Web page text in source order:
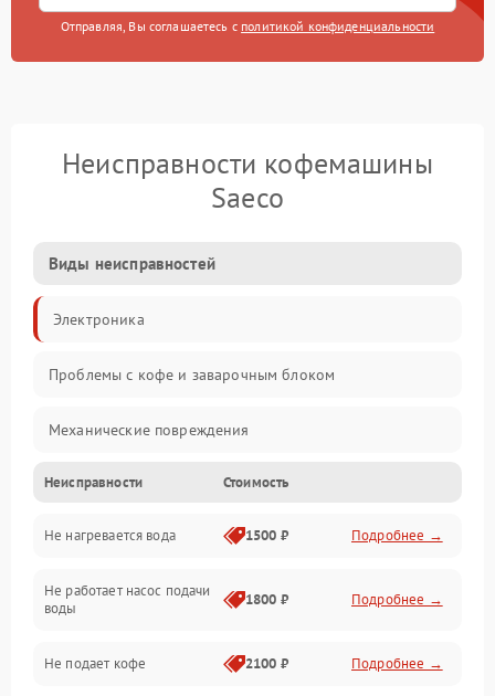
Отправляя, Вы соглашаетесь с политикой конфиденциальности
Неисправности кофемашины
Saeco
Виды неисправностей
Электроника
Проблемы с кофе и заварочным блоком
Механические повреждения
Прочие неисправности
Включение и работа
Проблемы с водой
Неисправности Стоимость
Не нагревается вода 1500 ₽ Подробнее →
Не работает насос подачи
воды
1800 ₽ Подробнее →
Не подает кофе 2100 ₽ Подробнее →